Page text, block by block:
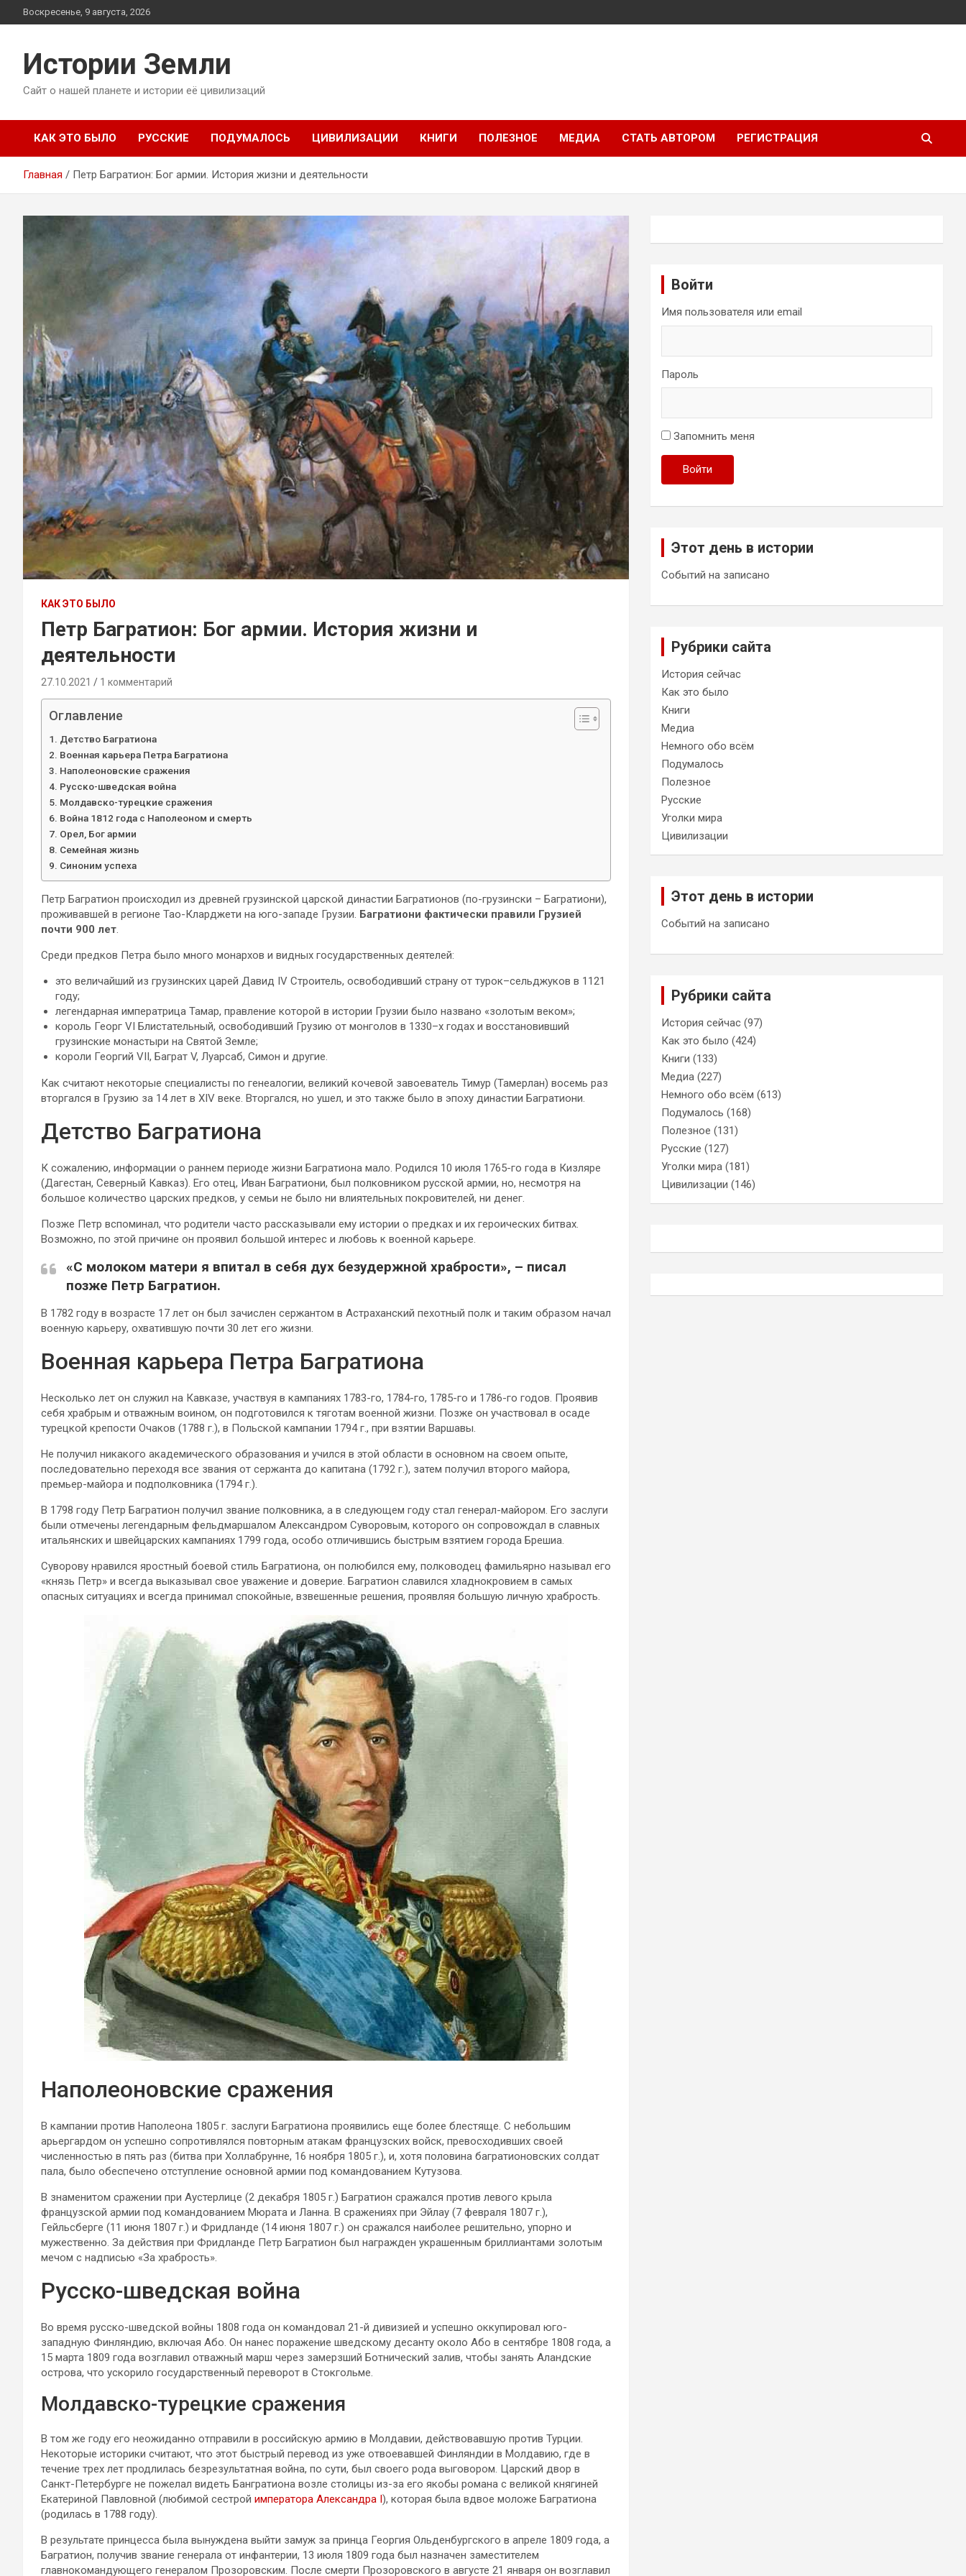
Перейти
к
Воскресенье, 9 августа, 2026
Истории Земли
Сайт о нашей планете и истории её цивилизаций
КАК ЭТО БЫЛО РУССКИЕ ПОДУМАЛОСЬ ЦИВИЛИЗАЦИИ КНИГИ ПОЛЕЗНОЕ МЕДИА СТАТЬ АВТОРОМ РЕГИСТРАЦИЯ
Главная Петр Багратион: Бог армии. История жизни и деятельности
КАК ЭТО БЫЛО
Петр Багратион: Бог армии. История жизни и
деятельности
27.10.2021 1 комментарий
Оглавление
Детство Багратиона
Военная карьера Петра Багратиона
Наполеоновские сражения
Русско-шведская война
Молдавско-турецкие сражения
Война 1812 года с Наполеоном и смерть
Орел, Бог армии
Семейная жизнь
Синоним успеха
Петр Багратион происходил из древней грузинской царской династии Багратионов (по-грузински – Багратиони),
проживавшей в регионе Тао-Кларджети на юго-западе Грузии. Багратиони фактически правили Грузией
почти 900 лет.
Среди предков Петра было много монархов и видных государственных деятелей:
это величайший из грузинских царей Давид IV Строитель, освободивший страну от турок–сельджуков в 1121
году;
легендарная императрица Тамар, правление которой в истории Грузии было названо «золотым веком»;
король Георг VI Блистательный, освободивший Грузию от монголов в 1330–х годах и восстановивший
грузинские монастыри на Святой Земле;
короли Георгий VII, Баграт V, Луарсаб, Симон и другие.
Как считают некоторые специалисты по генеалогии, великий кочевой завоеватель Тимур (Тамерлан) восемь раз
вторгался в Грузию за 14 лет в XIV веке. Вторгался, но ушел, и это также было в эпоху династии Багратиони.
Детство Багратиона
К сожалению, информации о раннем периоде жизни Багратиона мало. Родился 10 июля 1765-го года в Кизляре
(Дагестан, Северный Кавказ). Его отец, Иван Багратиони, был полковником русской армии, но, несмотря на
большое количество царских предков, у семьи не было ни влиятельных покровителей, ни денег.
Позже Петр вспоминал, что родители часто рассказывали ему истории о предках и их героических битвах.
Возможно, по этой причине он проявил большой интерес и любовь к военной карьере.
«С молоком матери я впитал в себя дух безудержной храбрости», – писал
позже Петр Багратион.
В 1782 году в возрасте 17 лет он был зачислен сержантом в Астраханский пехотный полк и таким образом начал
военную карьеру, охватившую почти 30 лет его жизни.
Военная карьера Петра Багратиона
Несколько лет он служил на Кавказе, участвуя в кампаниях 1783-го, 1784-го, 1785-го и 1786-го годов. Проявив
себя храбрым и отважным воином, он подготовился к тяготам военной жизни. Позже он участвовал в осаде
турецкой крепости Очаков (1788 г.), в Польской кампании 1794 г., при взятии Варшавы.
Не получил никакого академического образования и учился в этой области в основном на своем опыте,
последовательно переходя все звания от сержанта до капитана (1792 г.), затем получил второго майора,
премьер-майора и подполковника (1794 г.).
В 1798 году Петр Багратион получил звание полковника, а в следующем году стал генерал-майором. Его заслуги
были отмечены легендарным фельдмаршалом Александром Суворовым, которого он сопровождал в славных
итальянских и швейцарских кампаниях 1799 года, особо отличившись быстрым взятием города Брешиа.
Суворову нравился яростный боевой стиль Багратиона, он полюбился ему, полководец фамильярно называл его
«князь Петр» и всегда выказывал свое уважение и доверие. Багратион славился хладнокровием в самых
опасных ситуациях и всегда принимал спокойные, взвешенные решения, проявляя большую личную храбрость.
Наполеоновские сражения
В кампании против Наполеона 1805 г. заслуги Багратиона проявились еще более блестяще. С небольшим
арьергардом он успешно сопротивлялся повторным атакам французских войск, превосходивших своей
численностью в пять раз (битва при Холлабрунне, 16 ноября 1805 г.), и, хотя половина багратионовских солдат
пала, было обеспечено отступление основной армии под командованием Кутузова.
В знаменитом сражении при Аустерлице (2 декабря 1805 г.) Багратион сражался против левого крыла
французской армии под командованием Мюрата и Ланна. В сражениях при Эйлау (7 февраля 1807 г.),
Гейльсберге (11 июня 1807 г.) и Фридланде (14 июня 1807 г.) он сражался наиболее решительно, упорно и
мужественно. За действия при Фридланде Петр Багратион был награжден украшенным бриллиантами золотым
мечом с надписью «За храбрость».
Русско-шведская война
Во время русско-шведской войны 1808 года он командовал 21-й дивизией и успешно оккупировал юго-
западную Финляндию, включая Або. Он нанес поражение шведскому десанту около Або в сентябре 1808 года, а
15 марта 1809 года возглавил отважный марш через замерзший Ботнический залив, чтобы занять Аландские
острова, что ускорило государственный переворот в Стокгольме.
Молдавско-турецкие сражения
В том же году его неожиданно отправили в российскую армию в Молдавии, действовавшую против Турции.
Некоторые историки считают, что этот быстрый перевод из уже отвоевавшей Финляндии в Молдавию, где в
течение трех лет продлилась безрезультатная война, по сути, был своего рода выговором. Царский двор в
Санкт-Петербурге не пожелал видеть Бангратиона возле столицы из-за его якобы романа с великой княгиней
Екатериной Павловной (любимой сестрой императора Александра I), которая была вдвое моложе Багратиона
(родилась в 1788 году).
В результате принцесса была вынуждена выйти замуж за принца Георгия Ольденбургского в апреле 1809 года, а
Багратион, получив звание генерала от инфантерии, 13 июля 1809 года был назначен заместителем
главнокомандующего генералом Прозоровским. После смерти Прозоровского в августе 21 января он возглавил
Войти
Имя пользователя или email
Пароль
Запомнить меня
Войти
Этот день в истории
Событий на записано
Рубрики сайта
История сейчас
Как это было
Книги
Медиа
Немного обо всём
Подумалось
Полезное
Русские
Уголки мира
Цивилизации
Этот день в истории
Событий на записано
Рубрики сайта
История сейчас (97)
Как это было (424)
Книги (133)
Медиа (227)
Немного обо всём (613)
Подумалось (168)
Полезное (131)
Русские (127)
Уголки мира (181)
Цивилизации (146)